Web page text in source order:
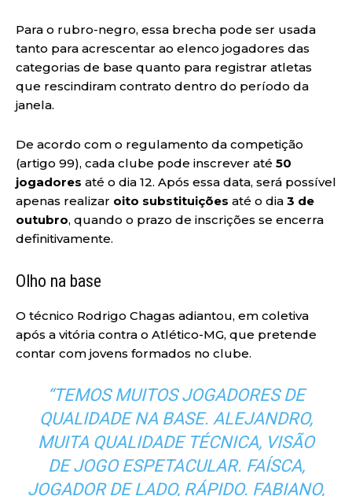
Para o rubro-negro, essa brecha pode ser usada
tanto para acrescentar ao elenco jogadores das
categorias de base quanto para registrar atletas
que rescindiram contrato dentro do período da
janela.
De acordo com o regulamento da competição
(artigo 99), cada clube pode inscrever até 50
jogadores até o dia 12. Após essa data, será possível
apenas realizar oito substituições até o dia 3 de
outubro, quando o prazo de inscrições se encerra
definitivamente.
Olho na base
O técnico Rodrigo Chagas adiantou, em coletiva
após a vitória contra o Atlético-MG, que pretende
contar com jovens formados no clube.
“TEMOS MUITOS JOGADORES DE
QUALIDADE NA BASE. ALEJANDRO,
MUITA QUALIDADE TÉCNICA, VISÃO
DE JOGO ESPETACULAR. FAÍSCA,
JOGADOR DE LADO, RÁPIDO. FABIANO,